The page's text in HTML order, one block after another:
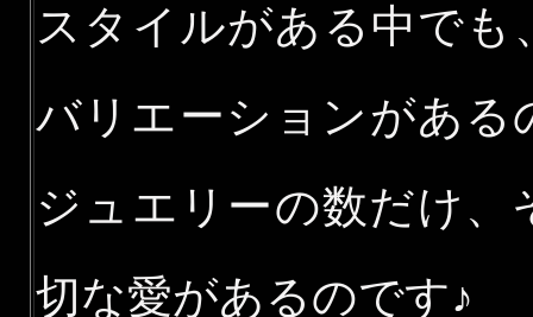
スタイルがある中で
バリエーションがある
ジュエリーの数だけ
切な愛があるのです♪